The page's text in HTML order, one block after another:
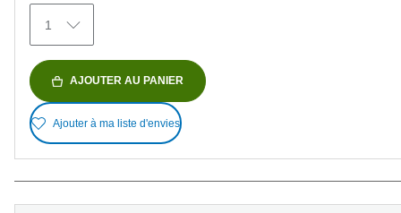
avis
1
AJOUTER AU PANIER
Ajouter à ma liste d'envies